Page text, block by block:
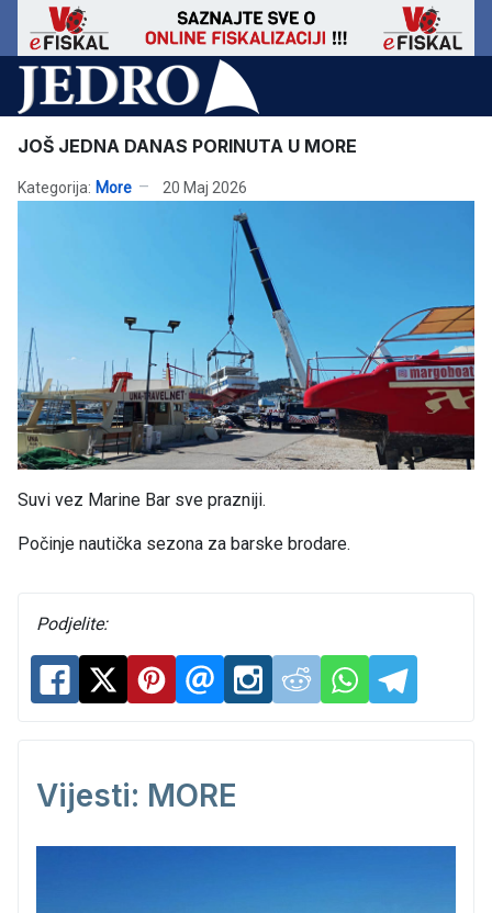
JOŠ JEDNA DANAS PORINUTA U MORE
Kategorija: More 20 Maj 2026
Suvi vez Marine Bar sve prazniji.
Počinje nautička sezona za barske brodare.
Podjelite:
Vijesti: MORE